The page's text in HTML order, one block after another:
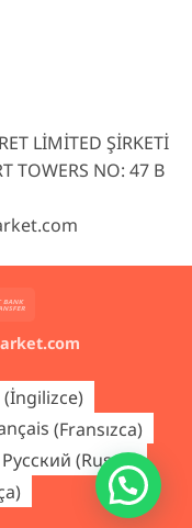
LİMİTED ŞİRKETİ
TOWERS NO: 47 B
(İngilizce)
(Fransızca)
Русский (Rusça)
)